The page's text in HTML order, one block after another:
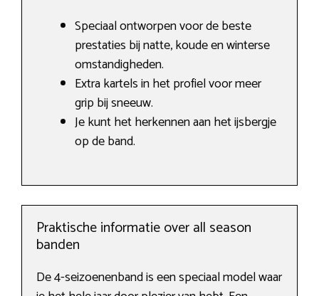
Speciaal ontworpen voor de beste
prestaties bij natte, koude en winterse
omstandigheden.
Extra kartels in het profiel voor meer
grip bij sneeuw.
Je kunt het herkennen aan het ijsbergje
op de band.
Praktische informatie over all season
banden
De 4-seizoenenband is een speciaal model waar